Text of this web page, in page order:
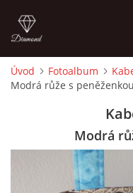
ÚVOD
Úvod Fotoalbum
Modrá růže s
Modrá